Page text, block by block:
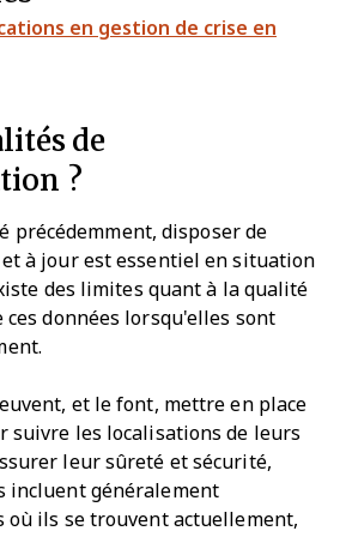
en gestion de crise en
de
?
précédemment, disposer de
à jour est essentiel en situation
des limites quant à la qualité
données lorsqu'elles sont
et le font, mettre en place
suivre les localisations de leurs
leur sûreté et sécurité,
incluent généralement
où ils se trouvent actuellement,